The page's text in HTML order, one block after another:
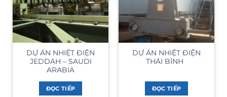
DỰ ÁN NHIỆT ĐIỆN
JEDDAH – SAUDI
ARABIA
ĐỌC TIẾP
DỰ ÁN NHIỆT ĐIỆN
THÁI BÌNH
ĐỌC TIẾP